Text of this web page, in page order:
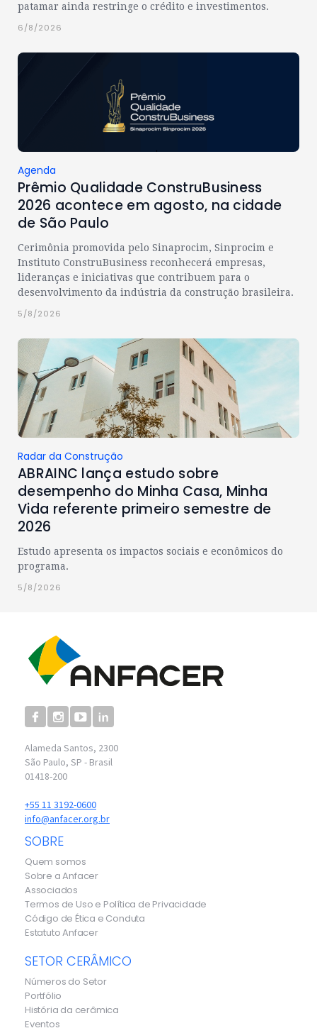
patamar ainda restringe o crédito e investimentos.
6/8/2026
Agenda
Prêmio Qualidade ConstruBusiness
2026 acontece em agosto, na cidade
de São Paulo
Cerimônia promovida pelo Sinaprocim, Sinprocim e
Instituto ConstruBusiness reconhecerá empresas,
lideranças e iniciativas que contribuem para o
desenvolvimento da indústria da construção brasileira.
5/8/2026
Radar da Construção
ABRAINC lança estudo sobre
desempenho do Minha Casa, Minha
Vida referente primeiro semestre de
2026
Estudo apresenta os impactos sociais e econômicos do
programa.
5/8/2026
Alameda Santos, 2300
São Paulo, SP - Brasil
01418-200
+55 11 3192-0600
info@anfacer.org.br
SOBRE
Quem somos
Sobre a Anfacer
Associados
Termos de Uso e Política de Privacidade
Código de Ética e Conduta
Estatuto Anfacer
SETOR CERÂMICO
Números do Setor
Portfólio
História da cerâmica
Eventos